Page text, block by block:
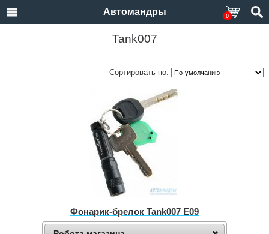
Автомандры 0
Tank007
Сортировать по:
Фонарик‑брелок Tank007 E09
Нет в наличии